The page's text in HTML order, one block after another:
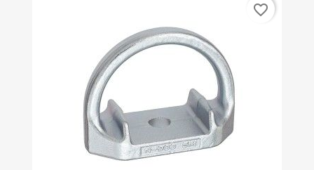
favorite_border